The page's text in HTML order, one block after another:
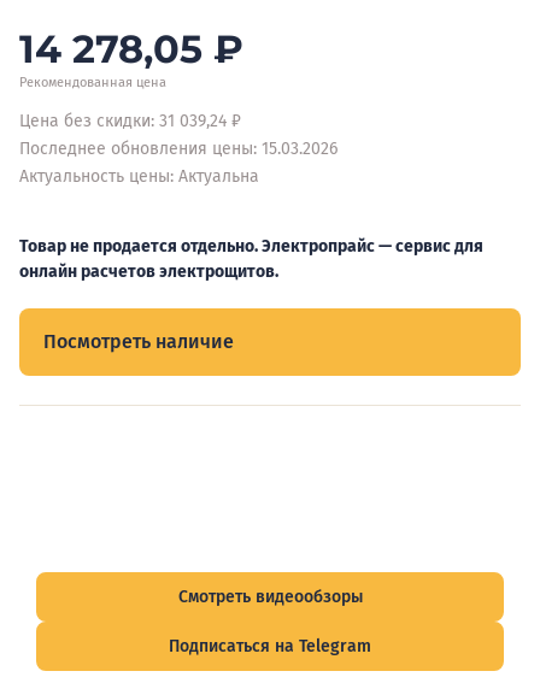
14 278,05 ₽
Рекомендованная цена
Цена без скидки: 31 039,24 ₽
Последнее обновления цены: 15.03.2026
Актуальность цены: Актуальна
Товар не продается отдельно. Электропрайс — сервис для
онлайн расчетов электрощитов.
Посмотреть наличие
Смотреть видеообзоры
Подписаться на Telegram